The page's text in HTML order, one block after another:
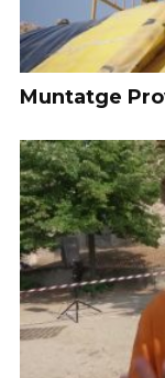
Muntatge